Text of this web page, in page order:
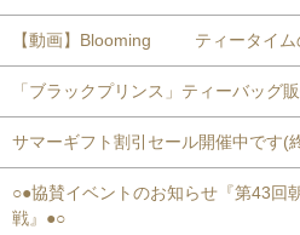
【動画】Blooming ティータイム
「ブラックプリンス」ティーバッグ
サマーギフト割引セール開催中です(
○●協賛イベントのお知らせ『第43回
戦』●○